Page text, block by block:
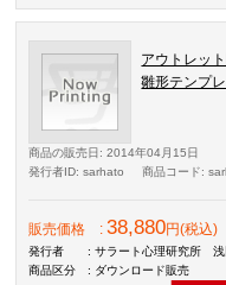
アウトレッ
雛形テンプ
商品の販売日 : 2014年04月15日
発行者ID: sarhato 商品コード:
販売価格 :38,880円(税込)
発行者
: サラート心理研究所
商品区分
: ダウンロード販売